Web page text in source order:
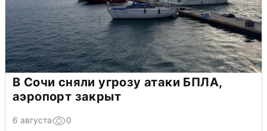
В Сочи сняли угрозу атаки БПЛА,
аэропорт закрыт
6 августа 0